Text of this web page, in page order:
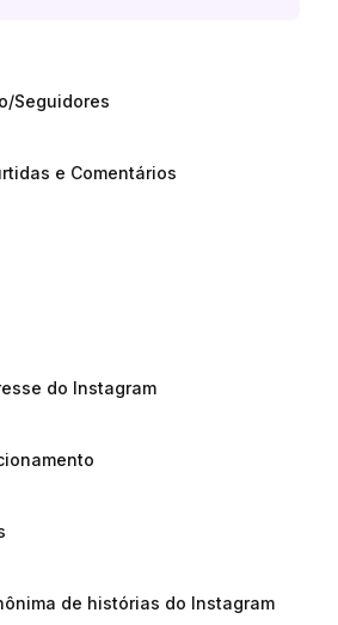
Seguidores
e Comentários
do Instagram
de histórias do Instagram